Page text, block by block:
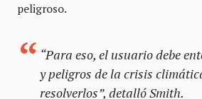
peligroso.
“Para eso, el usuario debe
y peligros de la crisis
resolverlos”, detalló Smith.